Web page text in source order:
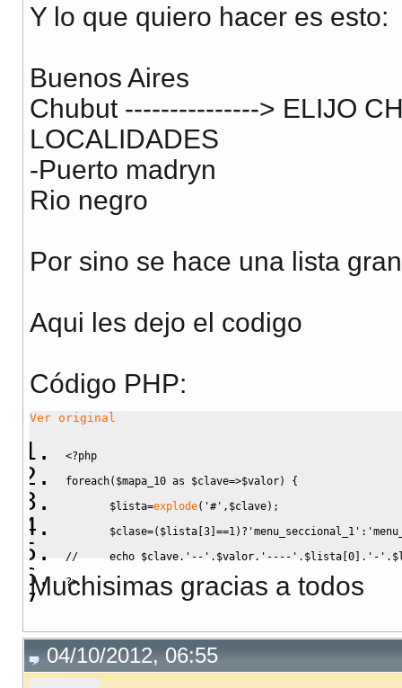
Y lo que quiero hacer es esto:
Buenos Aires
Chubut ---------------> ELIJO
LOCALIDADES
-Puerto madryn
Rio negro
Por sino se hace una lista
Aqui les dejo el codigo
Código PHP:
Ver original
<?php
foreach( $mapa_10 as $clave=>$valor)
{
$lista=explode( '#' , $clave) ;
$clase=( $lista [3] ==1 ) ? 'menu_seccional_1' :
//     echo $clave.'--'.$valor.'----'.$lista[0].'-
?>
<?php
Muchisimas gracias a todos
04/10/2012, 06:55